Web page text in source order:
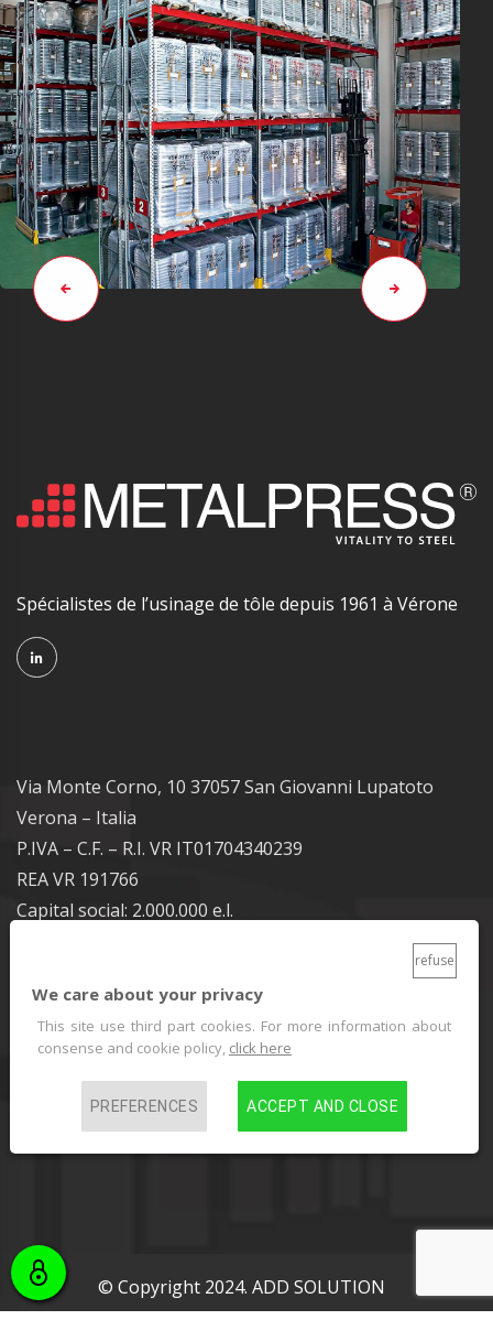
Spécialistes de l’usinage de tôle depuis 1961 à Vérone
Via Monte Corno, 10 37057 San Giovanni Lupatoto
Verona – Italia
P.IVA – C.F. – R.I. VR IT01704340239
REA VR 191766
Capital social: 2.000.000 e.l.
Contacts
info@metalpress.it
© Copyright 2024. ADD SOLUTION
refuse
We care about your privacy
This site use third part cookies. For more information about
consense and cookie policy, click here
PREFERENCES ACCEPT AND CLOSE